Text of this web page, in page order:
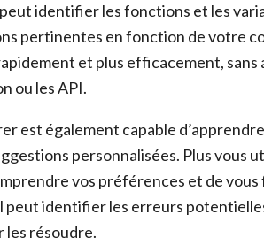
identifier les fonctions et les
pertinentes en fonction de votre
et plus efficacement,
ou les API.
est également capable
personnalisées. Plus vous
vos préférences et de
peut identifier les erreurs
les résoudre.